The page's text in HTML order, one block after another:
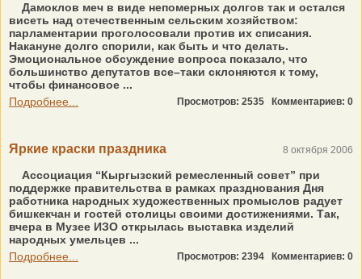
Дамоклов меч в виде непомерных долгов так и остался
висеть над отечественным сельским хозяйством:
парламентарии проголосовали против их списания.
Накануне долго спорили, как быть и что делать.
Эмоциональное обсуждение вопроса показало, что
большинство депутатов все–таки склоняются к тому,
чтобы финансовое ...
Подробнее...
Просмотров: 2535 Комментариев: 0
Яркие краски праздника 8 октября 2006
Ассоциация “Кыргызский ремесленный совет” при
поддержке правительства в рамках празднования Дня
работника народных художественных промыслов радует
бишкекчан и гостей столицы своими достижениями. Так,
вчера в Музее ИЗО открылась выставка изделий
народных умельцев ...
Подробнее...
Просмотров: 2394 Комментариев: 0